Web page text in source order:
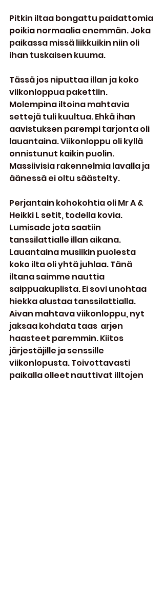
Pitkin iltaa bongattu paidattomia
poikia normaalia enemmän. Joka
paikassa missä liikkuikin niin oli
ihan tuskaisen kuuma.
Tässä jos niputtaa illan ja koko
viikonloppua pakettiin.
Molempina iltoina mahtavia
settejä tuli kuultua. Ehkä ihan
aavistuksen parempi tarjonta oli
lauantaina. Viikonloppu oli kyllä
onnistunut kaikin puolin.
Massiivisia rakennelmia lavalla ja
äänessä ei oltu säästelty.
Perjantain kohokohtia oli Mr A &
Heikki L setit, todella kovia.
Lumisade jota saatiin
tanssilattialle illan aikana.
Lauantaina musiikin puolesta
koko ilta oli yhtä juhlaa. Tänä
iltana saimme nauttia
saippuakuplista. Ei sovi unohtaa
hiekka alustaa tanssilattialla.
Aivan mahtava viikonloppu, nyt
jaksaa kohdata taas  arjen
haasteet paremmin. Kiitos
järjestäjille ja senssille
viikonlopusta. Toivottavasti
paikalla olleet nauttivat illtojen